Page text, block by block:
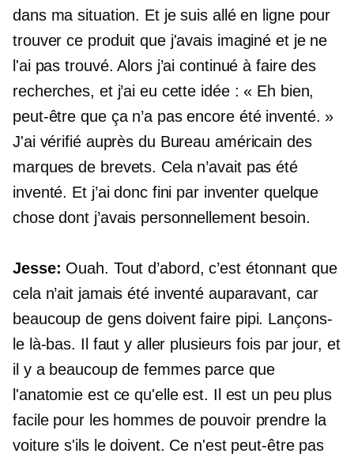
dans ma situation. Et je suis allé en ligne pour
trouver ce produit que j'avais imaginé et je ne
l'ai pas trouvé. Alors j’ai continué à faire des
recherches, et j’ai eu cette idée : « Eh bien,
peut-être que ça n’a pas encore été inventé. »
J'ai vérifié auprès du Bureau américain des
marques de brevets. Cela n’avait pas été
inventé. Et j’ai donc fini par inventer quelque
chose dont j’avais personnellement besoin.
Jesse: Ouah. Tout d’abord, c’est étonnant que
cela n’ait jamais été inventé auparavant, car
beaucoup de gens doivent faire pipi. Lançons-
le là-bas. Il faut y aller plusieurs fois par jour, et
il y a beaucoup de femmes parce que
l'anatomie est ce qu'elle est. Il est un peu plus
facile pour les hommes de pouvoir prendre la
voiture s'ils le doivent. Ce n'est peut-être pas